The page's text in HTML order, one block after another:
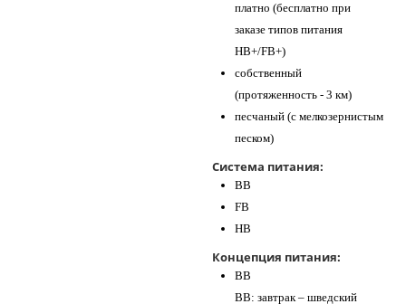
платно (бесплатно при
заказе типов питания
HB+/FB+)
собственный
(протяженность - 3 км)
песчаный (с мелкозернистым
песком)
Система питания:
BB
FB
HB
Концепция питания:
BB
BB: завтрак – шведский